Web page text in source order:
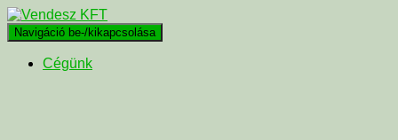
Navigáció be-/kikapcsolása
Cégünk